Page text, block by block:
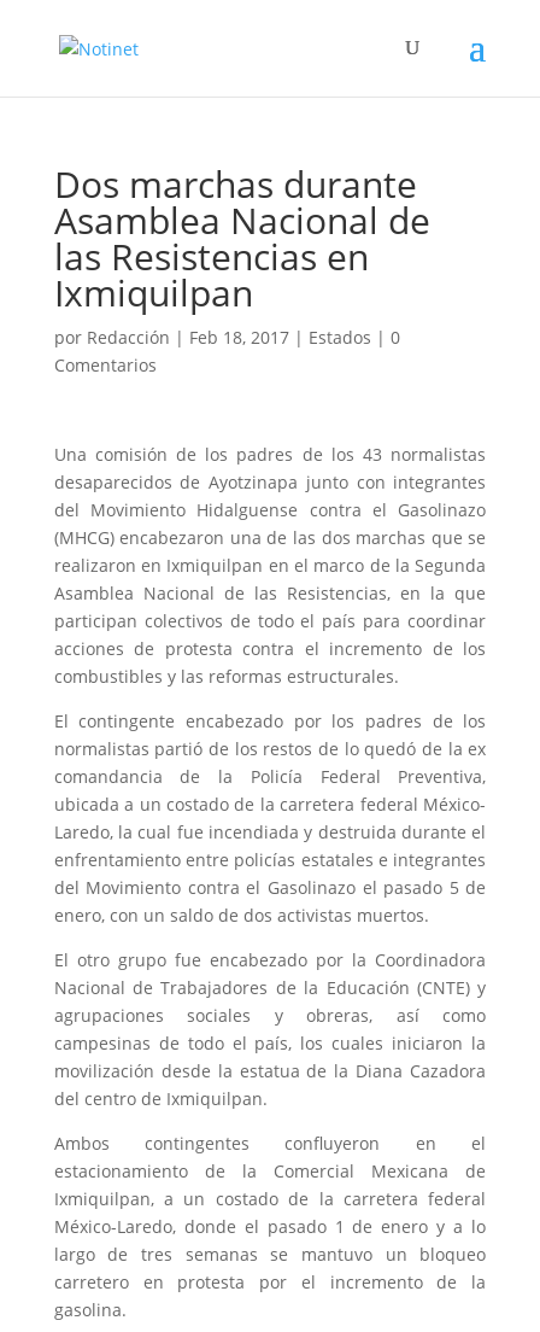
Dos marchas durante
Asamblea Nacional de
las Resistencias en
Ixmiquilpan
por Redacción | Feb 18, 2017| Estados | 0
Comentarios
Una comisión de los padres de los 43 normalistas
desaparecidos de Ayotzinapa junto con integrantes
del Movimiento Hidalguense contra el Gasolinazo
(MHCG) encabezaron una de las dos marchas que se
realizaron en Ixmiquilpan en el marco de la Segunda
Asamblea Nacional de las Resistencias, en la que
participan colectivos de todo el país para coordinar
acciones de protesta contra el incremento de los
combustibles y las reformas estructurales.
El contingente encabezado por los padres de los
normalistas partió de los restos de lo quedó de la ex
comandancia de la Policía Federal Preventiva,
ubicada a un costado de la carretera federal México-
Laredo, la cual fue incendiada y destruida durante el
enfrentamiento entre policías estatales e integrantes
del Movimiento contra el Gasolinazo el pasado 5 de
enero, con un saldo de dos activistas muertos.
El otro grupo fue encabezado por la Coordinadora
Nacional de Trabajadores de la Educación (CNTE) y
agrupaciones sociales y obreras, así como
campesinas de todo el país, los cuales iniciaron la
movilización desde la estatua de la Diana Cazadora
del centro de Ixmiquilpan.
Ambos contingentes confluyeron en el
estacionamiento de la Comercial Mexicana de
Ixmiquilpan, a un costado de la carretera federal
México-Laredo, donde el pasado 1 de enero y a lo
largo de tres semanas se mantuvo un bloqueo
carretero en protesta por el incremento de la
gasolina.